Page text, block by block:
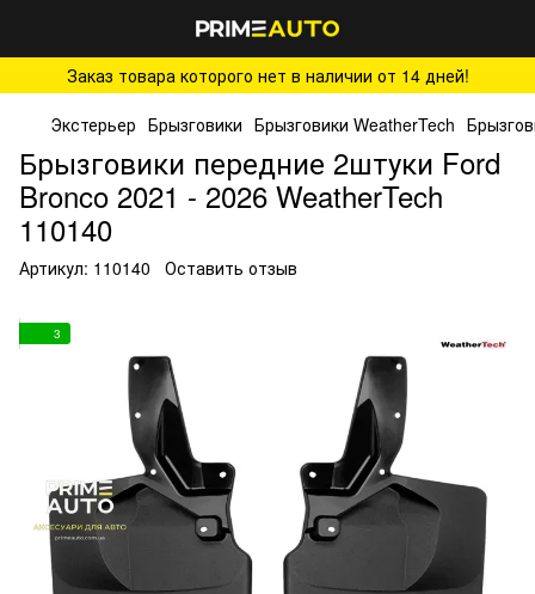
Заказ товара которого нет в наличии от 14 дней!
Экстерьер Брызговики Брызговики WeatherTech
Брызговики передние 2штуки Ford
Bronco 2021 - 2026 WeatherTech
110140
Артикул: 110140 Оставить отзыв
3